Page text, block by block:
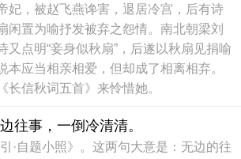
妃，被赵飞燕谗害，退居冷宫，后有诗
闲置为喻抒发被弃之怨情。南北朝梁刘
又点明“妾身似秋扇”，后遂以秋扇见捐喻
本应当相亲相爱，但却成了相离相弃。
长信秋词五首》来怜惜她。
往事，一倒冷清清。
·自题小照》。这两句大意是：无边的往